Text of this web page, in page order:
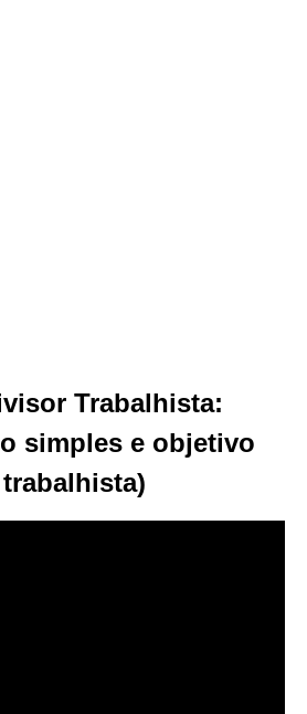
Trabalhista:
simples e objetivo